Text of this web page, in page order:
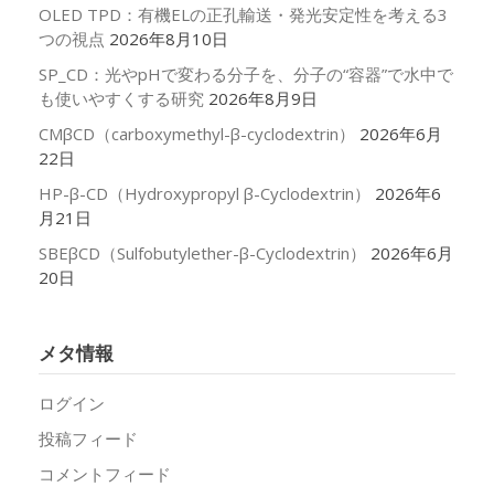
OLED TPD：有機ELの正孔輸送・発光安定性を考える3
つの視点 2026年8月10日
SP_CD：光やpHで変わる分子を、分子の“容器”で水中で
も使いやすくする研究 2026年8月9日
CMβCD（carboxymethyl-β-cyclodextrin）
2026年6月
22日
HP-β-CD（Hydroxypropyl β-Cyclodextrin）
2026年6
月21日
SBEβCD（Sulfobutylether-β-Cyclodextrin）
2026年6月
20日
メタ情報
ログイン
投稿フィード
コメントフィード